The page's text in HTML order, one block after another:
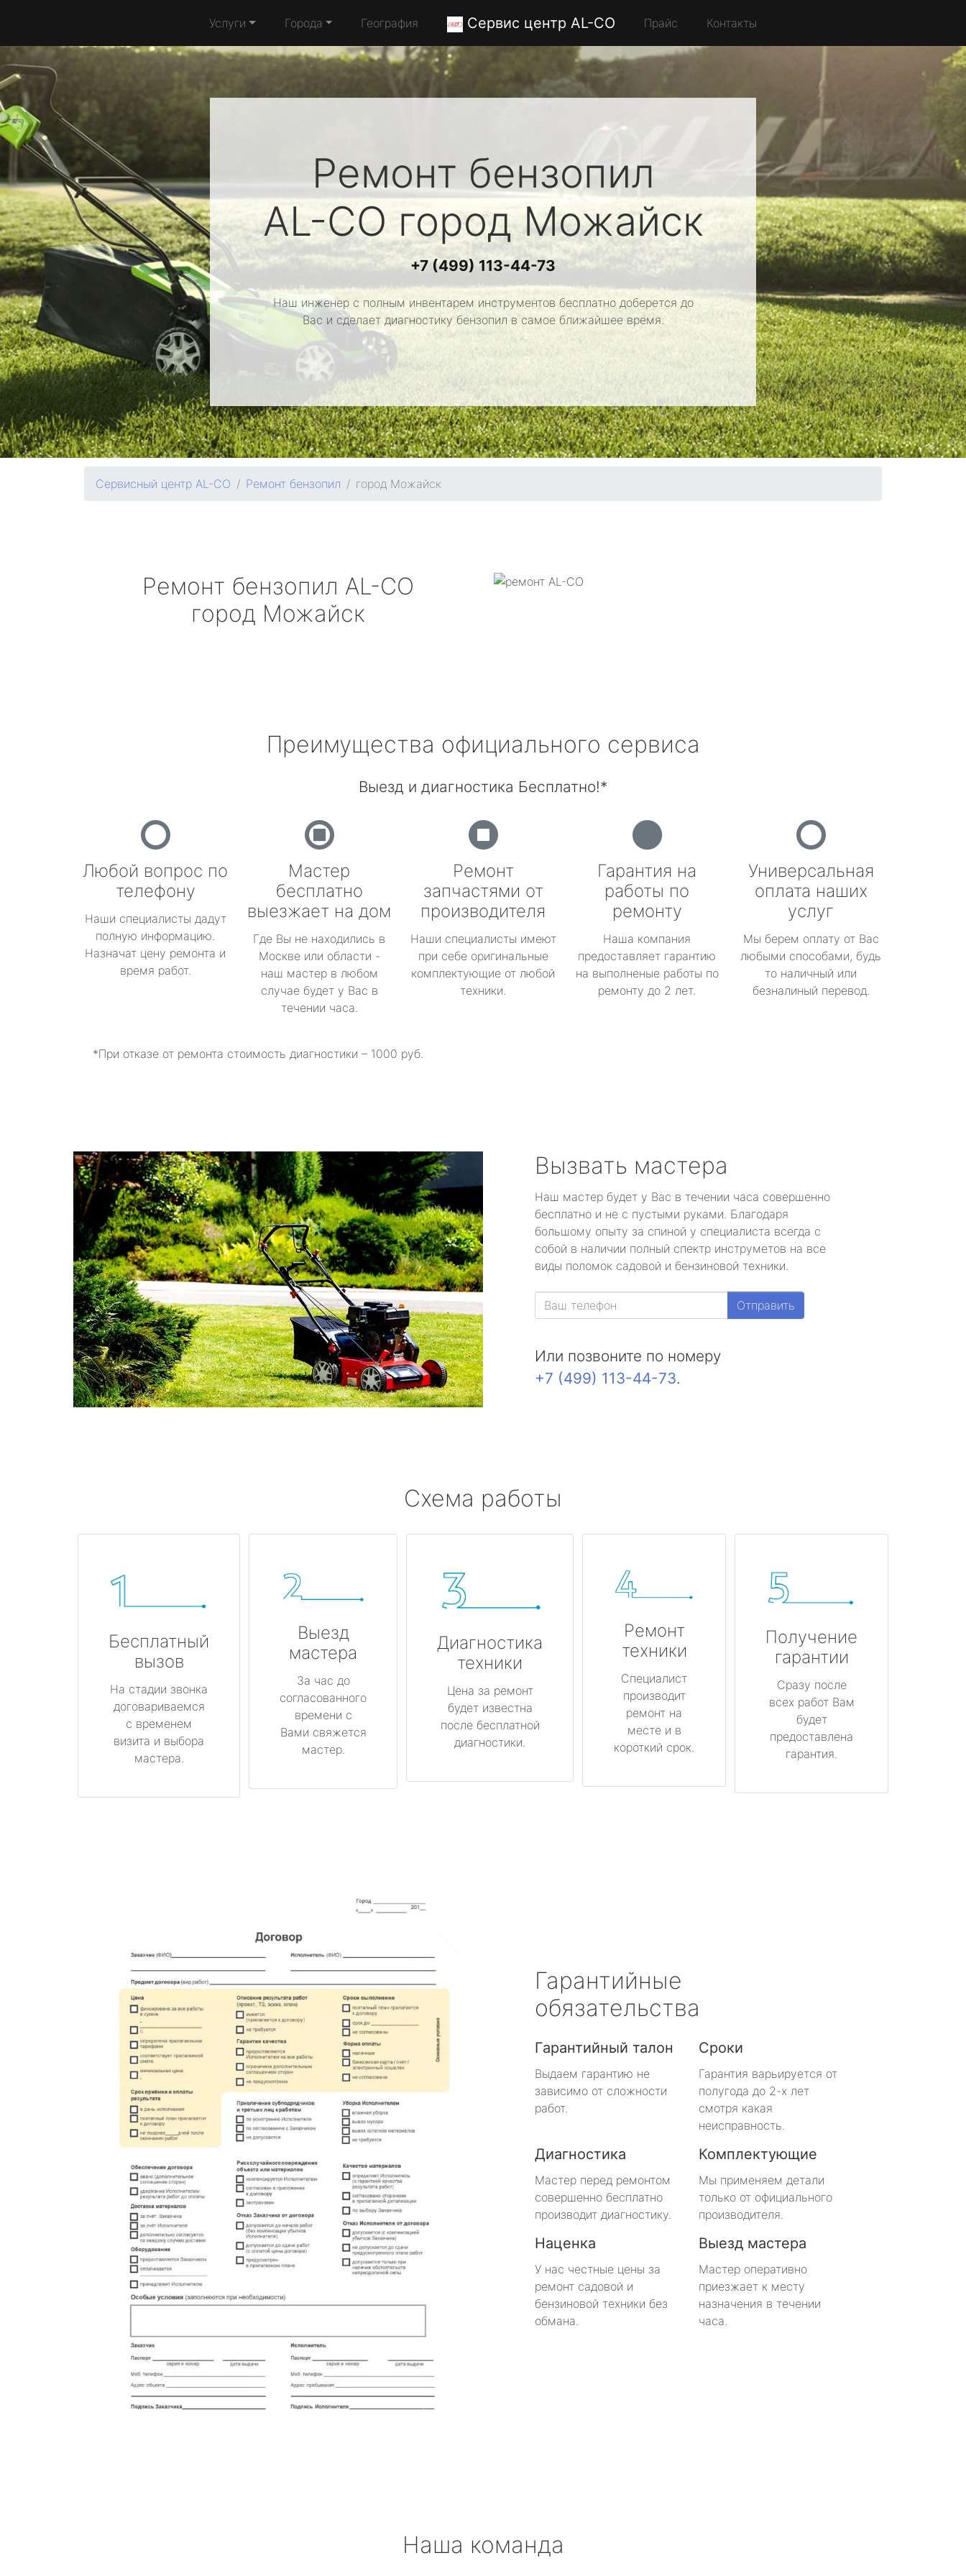
Услуги Города География Сервис центр AL-CO Прайс Контакты
Ремонт бензопил
AL-CO город Можайск
+7 (499) 113-44-73
Наш инженер с полным инвентарем инструментов бесплатно доберется до
Вас и сделает диагностику бензопил в самое ближайшее время.
Сервисный центр AL-CO Ремонт бензопил город Можайск
Ремонт бензопил AL-CO
город Можайск
Преимущества официального сервиса
Выезд и диагностика Бесплатно!*
Любой вопрос по
телефону
Наши специалисты дадут
полную информацию.
Назначат цену ремонта и
время работ.
Мастер
бесплатно
выезжает на дом
Где Вы не находились в
Москве или области -
наш мастер в любом
случае будет у Вас в
течении часа.
Ремонт
запчастями от
производителя
Наши специалисты имеют
при себе оригинальные
комплектующие от любой
техники.
Гарантия на
работы по
ремонту
Наша компания
предоставляет гарантию
на выполненые работы по
ремонту до 2 лет.
Универсальная
оплата наших
услуг
Мы берем оплату от Вас
любыми способами, будь
то наличный или
безналиный перевод.
*При отказе от ремонта стоимость диагностики – 1000 руб.
Вызвать мастера
Наш мастер будет у Вас в течении часа совершенно
бесплатно и не с пустыми руками. Благодаря
большому опыту за спиной у специалиста всегда с
собой в наличии полный спектр инструметов на все
виды поломок садовой и бензиновой техники.
Отправить
Или позвоните по номеру
+7 (499) 113-44-73.
Схема работы
Бесплатный
вызов
На стадии звонка
договариваемся
с временем
визита и выбора
мастера.
Выезд
мастера
За час до
согласованного
времени с
Вами свяжется
мастер.
Диагностика
техники
Цена за ремонт
будет известна
после бесплатной
диагностики.
Ремонт
техники
Специалист
производит
ремонт на
месте и в
короткий срок.
Получение
гарантии
Сразу после
всех работ Вам
будет
предоставлена
гарантия.
Гарантийные
обязательства
Гарантийный талон
Выдаем гарантию не
зависимо от сложности
работ.
Сроки
Гарантия варьируется от
полугода до 2-х лет
смотря какая
неисправность.
Диагностика
Мастер перед ремонтом
совершенно бесплатно
производит диагностику.
Комплектующие
Мы применяем детали
только от официального
производителя.
Наценка
У нас честные цены за
ремонт садовой и
бензиновой техники без
обмана.
Выезд мастера
Мастер оперативно
приезжает к месту
назначения в течении
часа.
Наша команда